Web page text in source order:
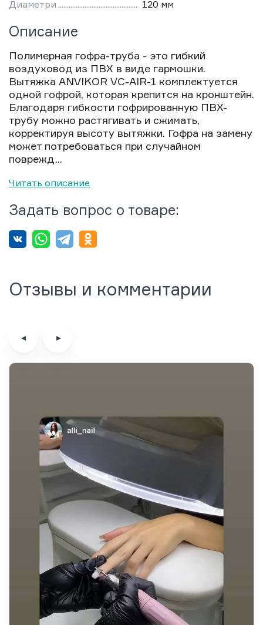
Диаметри
120 мм
Описание
Полимерная гофра-труба - это гибкий
воздуховод из ПВХ в виде гармошки.
Вытяжка ANVIKOR VC-AIR-1 комплектуется
одной гофрой, которая крепится на кронштейн.
Благодаря гибкости гофрированную ПВХ-
трубу можно растягивать и сжимать,
корректируя высоту вытяжки. Гофра на замену
может потребоваться при случайном
поврежд...
Читать описание
Задать вопрос о товаре:
Отзывы и комментарии